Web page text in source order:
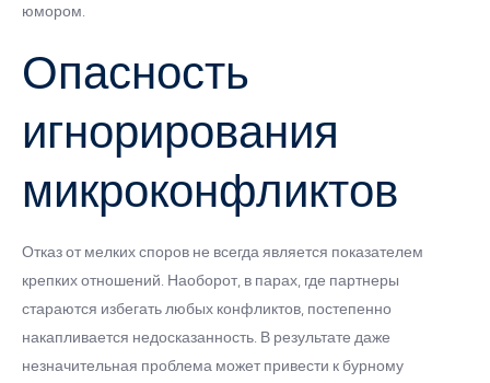
юмором.
Опасность
игнорирования
микроконфликтов
Отказ от мелких споров не всегда является показателем
крепких отношений. Наоборот, в парах, где партнеры
стараются избегать любых конфликтов, постепенно
накапливается недосказанность. В результате даже
незначительная проблема может привести к бурному